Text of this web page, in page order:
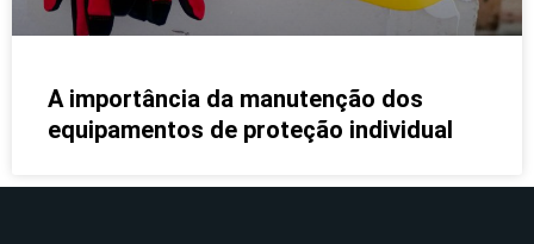
A importância da manutenção dos
equipamentos de proteção individual